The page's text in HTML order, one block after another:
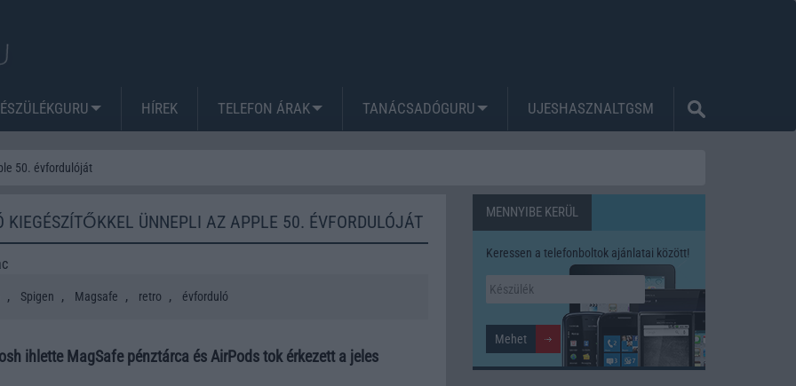
HÍREK TELEFON ÁRAK TANÁCSADÓGURU UJESHASZNALTGSM
50. évfordulóját
KIEGÉSZÍTŐKKEL ÜNNEPLI AZ APPLE 50. ÉVFORDULÓJÁT
, Spigen , Magsafe , retro , évforduló
ihlette MagSafe pénztárca és AirPods tok érkezett a jeles
MENNYIBE KERÜL
Keressen a telefonboltok ajánlatai között!